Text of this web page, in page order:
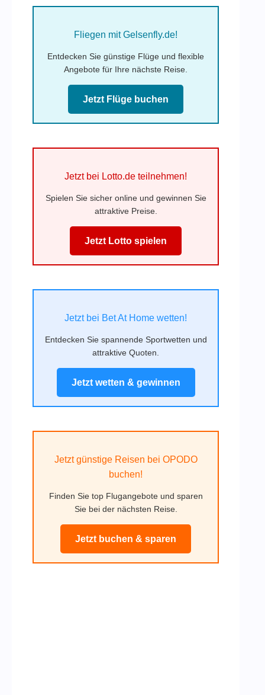
Fliegen mit Gelsenfly.de!
Entdecken Sie günstige Flüge und flexible
Angebote für Ihre nächste Reise.
Jetzt Flüge buchen
Jetzt bei Lotto.de teilnehmen!
Spielen Sie sicher online und gewinnen Sie
attraktive Preise.
Jetzt Lotto spielen
Jetzt bei Bet At Home wetten!
Entdecken Sie spannende Sportwetten und
attraktive Quoten.
Jetzt wetten & gewinnen
Jetzt günstige Reisen bei OPODO
buchen!
Finden Sie top Flugangebote und sparen
Sie bei der nächsten Reise.
Jetzt buchen & sparen